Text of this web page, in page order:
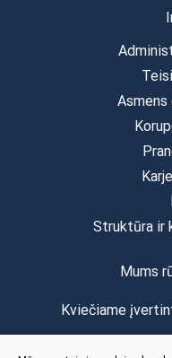
Asmens
Struktūra ir
Mums
Kviečiame